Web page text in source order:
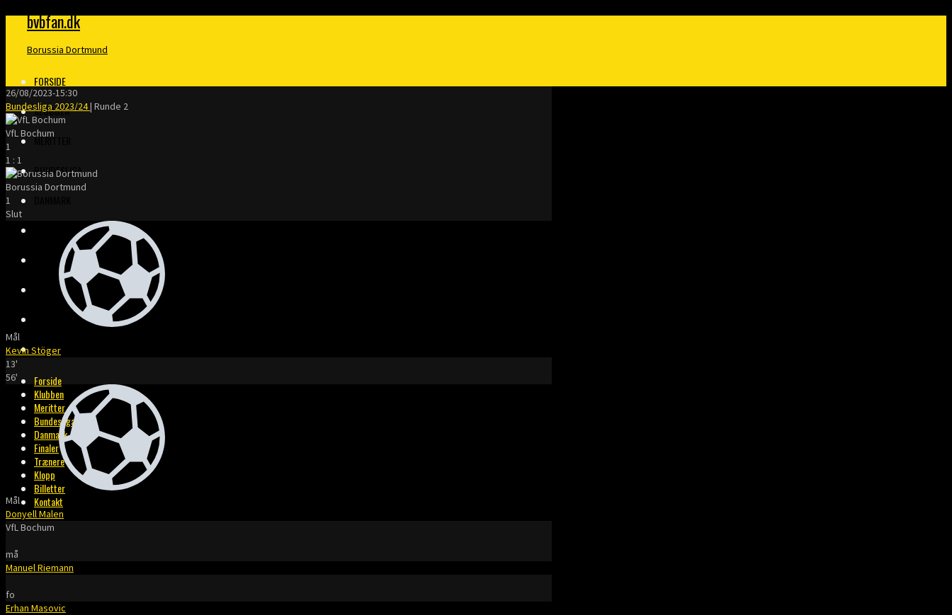
bvbfan.dk
Borussia Dortmund
FORSIDE
KLUBBEN
MERITTER
BUNDESLIGA
TRÆNERE
KONTAKT
Forside
Klubben
Meritter
Bundesliga
Danmark
Finaler
Trænere
Klopp
Billetter
Kontakt
26/08/2023-15:30
Bundesliga 2023/24| Runde 2
VfL Bochum
1
1 : 1
Borussia Dortmund
1
Slut
Mål
Kevin Stöger
13'
56'
Mål
Donyell Malen
VfL Bochum
må
Manuel Riemann
fo
Erhan Masovic